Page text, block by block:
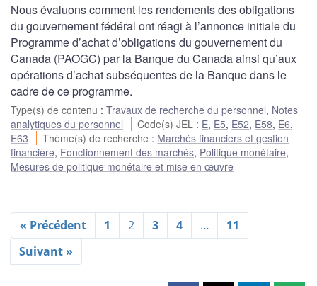
Nous évaluons comment les rendements des obligations
du gouvernement fédéral ont réagi à l’annonce initiale du
Programme d’achat d’obligations du gouvernement du
Canada (PAOGC) par la Banque du Canada ainsi qu’aux
opérations d’achat subséquentes de la Banque dans le
cadre de ce programme.
Type(s) de contenu : Travaux de recherche du personnel, Notes
analytiques du personnel
Code(s) JEL : E, E5, E52, E58, E6,
E63
Thème(s) de recherche : Marchés financiers et gestion
financière, Fonctionnement des marchés, Politique monétaire,
Mesures de politique monétaire et mise en œuvre
« Précédent 1 2 3 4 …
11
Suivant »